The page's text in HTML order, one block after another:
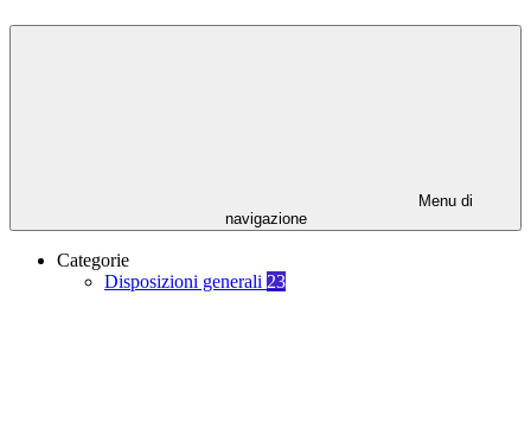
Menu di
navigazione
Categorie
Disposizioni generali 23